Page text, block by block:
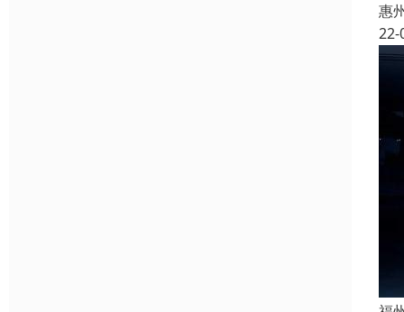
惠
22-